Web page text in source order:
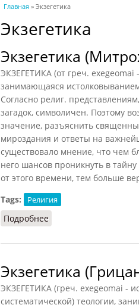
Вы здесь
Главная » Экзегетика
Экзегетика
Экзегетика
ЭКЗЕГЕТИКА (от греч.
занимающаяся
Согласно религ.
загадок, символичен. Поэтому
значение, разъяснить
мироздания и ответы на
существовало мнение, что чем
него шансов проникнуть в
от этого времени, тем больше
Tags:
Религия
Подробнее
Экзегетика
ЭКЗЕГЕТИКА (греч. exegeomai -
систематической) теологии,